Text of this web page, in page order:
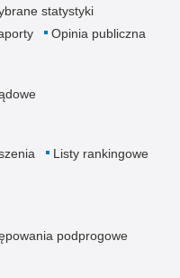
statystyki
Opinia publiczna
Listy rankingowe
podprogowe